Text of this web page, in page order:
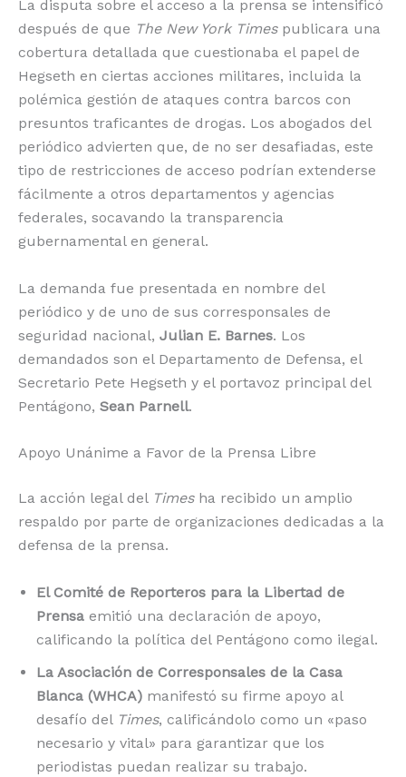
La disputa sobre el acceso a la prensa se intensificó
después de que The New York Timespublicara una
cobertura detallada que cuestionaba el papel de
Hegseth en ciertas acciones militares, incluida la
polémica gestión de ataques contra barcos con
presuntos traficantes de drogas. Los abogados del
periódico advierten que, de no ser desafiadas, este
tipo de restricciones de acceso podrían extenderse
fácilmente a otros departamentos y agencias
federales, socavando la transparencia
gubernamental en general.
La demanda fue presentada en nombre del
periódico y de uno de sus corresponsales de
seguridad nacional, Julian E. Barnes. Los
demandados son el Departamento de Defensa, el
Secretario Pete Hegseth y el portavoz principal del
Pentágono, Sean Parnell.
Apoyo Unánime a Favor de la Prensa Libre
La acción legal del Timesha recibido un amplio
respaldo por parte de organizaciones dedicadas a la
defensa de la prensa.
El Comité de Reporteros para la Libertad de
Prensa emitió una declaración de apoyo,
calificando la política del Pentágono como ilegal.
La Asociación de Corresponsales de la Casa
Blanca (WHCA) manifestó su firme apoyo al
desafío del Times, calificándolo como un «paso
necesario y vital» para garantizar que los
periodistas puedan realizar su trabajo.